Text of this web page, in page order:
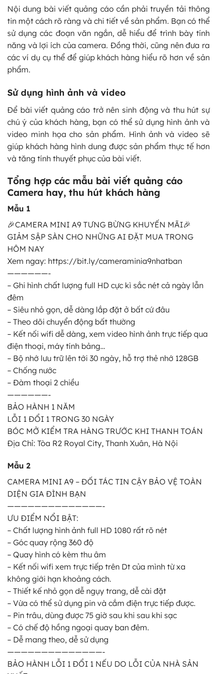
Nội dung bài viết quảng cáo cần phải truyền tải thông
tin một cách rõ ràng và chi tiết về sản phẩm. Bạn có thể
sử dụng các đoạn văn ngắn, dễ hiểu để trình bày tính
năng và lợi ích của camera. Đồng thời, cũng nên đưa ra
các ví dụ cụ thể để giúp khách hàng hiểu rõ hơn về sản
phẩm.
Sử dụng hình ảnh và video
Để bài viết quảng cáo trở nên sinh động và thu hút sự
chú ý của khách hàng, bạn có thể sử dụng hình ảnh và
video minh họa cho sản phẩm. Hình ảnh và video sẽ
giúp khách hàng hình dung được sản phẩm thực tế hơn
và tăng tính thuyết phục của bài viết.
Tổng hợp các mẫu bài viết quảng cáo
Camera hay, thu hút khách hàng
Mẫu 1
🎉CAMERA MINI A9 TƯNG BỪNG KHUYẾN MÃI🎉
GIẢM SẬP SÀN CHO NHỮNG AI ĐẶT MUA TRONG
HÔM NAY
Xem ngay: https://bit.ly/cameraminia9nhatban
——————-
– Ghi hình chất lượng full HD cực kì sắc nét cả ngày lẫn
đêm
– Siêu nhỏ gọn, dễ dàng lắp đặt ở bất cứ đâu
– Theo dõi chuyển động bất thường
– Kết nối wifi dễ dàng, xem video hình ảnh trực tiếp qua
điện thoại, máy tính bảng…
– Bộ nhớ lưu trữ lên tới 30 ngày, hỗ trợ thẻ nhớ 128GB
– Chống nước
– Đàm thoại 2 chiều
——————-
BẢO HÀNH 1 NĂM
LỖI 1 ĐỔI 1 TRONG 30 NGÀY
BÓC MỞ KIỂM TRA HÀNG TRƯỚC KHI THANH TOÁN
Địa Chỉ: Tòa R2 Royal City, Thanh Xuân, Hà Nội
Mẫu 2
CAMERA MINI A9 – ĐỐI TÁC TIN CẬY BẢO VỆ TOÀN
DIỆN GIA ĐÌNH BẠN
——————————————-
ƯU ĐIỂM NỔI BẬT:
– Chất lượng hình ảnh full HD 1080 rất rõ nét
– Góc quay rộng 360 độ
– Quay hình có kèm thu âm
– Kết nối wifi xem trực tiếp trên Dt của mình từ xa
không giới hạn khoảng cách.
– Thiết kế nhỏ gọn dễ ngụy trang, dễ cài đặt
– Vừa có thể sử dụng pin và cắm điện trực tiếp được.
– Pin trâu, dùng được 75 giờ sau khi sau khi sạc
– Có chế độ hồng ngoại quay ban đêm.
– Dễ mang theo, dễ sử dụng
——————————————-
BẢO HÀNH LỖI 1 ĐỔI 1 NẾU DO LỖI CỦA NHÀ SẢN